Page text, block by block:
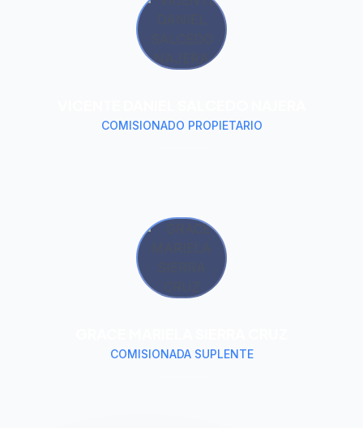
COMISIONADO PROPIETARIO
COMISIONADA SUPLENTE